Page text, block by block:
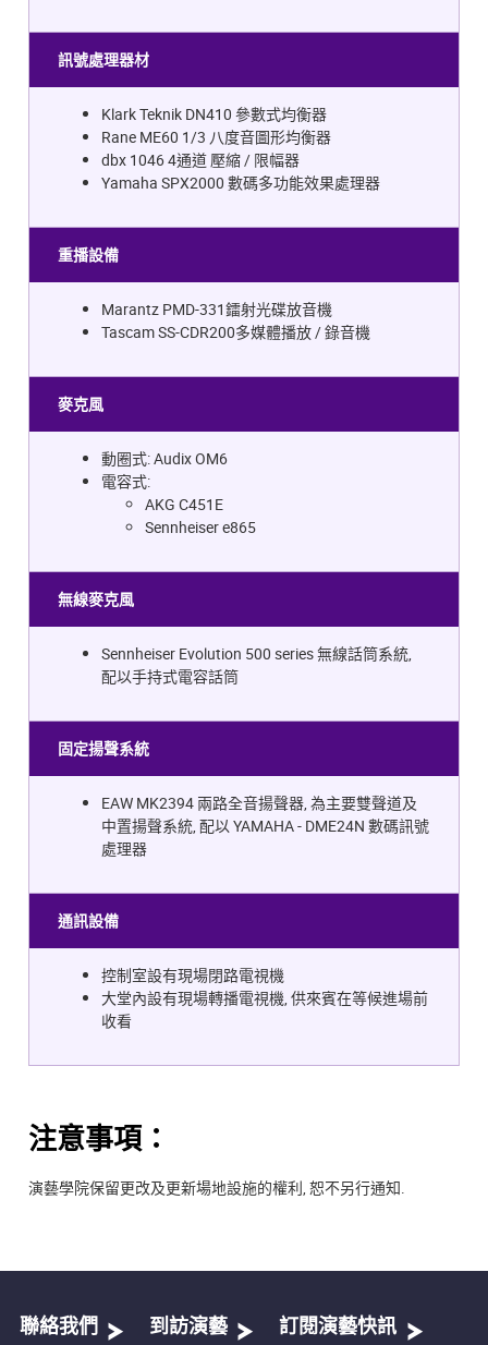
訊號處理器材
Klark Teknik DN410 參數式均衡器
Rane ME60 1/3 八度音圖形均衡器
dbx 1046 4通道 壓縮 / 限幅器
Yamaha SPX2000 數碼多功能效果處理器
重播設備
Marantz PMD-331鐳射光碟放音機
Tascam SS-CDR200多媒體播放 / 錄音機
麥克風
動圈式: Audix OM6
電容式:
AKG C451E
Sennheiser e865
無線麥克風
Sennheiser Evolution 500 series 無線話筒系統,
配以手持式電容話筒
固定揚聲系統
EAW MK2394 兩路全音揚聲器, 為主要雙聲道及
中置揚聲系統, 配以 YAMAHA - DME24N 數碼訊號
處理器
通訊設備
控制室設有現場閉路電視機
大堂內設有現場轉播電視機, 供來賓在等候進場前
收看
注意事項：
演藝學院保留更改及更新場地設施的權利, 恕不另行通知.
聯絡我們 到訪演藝 訂閱演藝快訊